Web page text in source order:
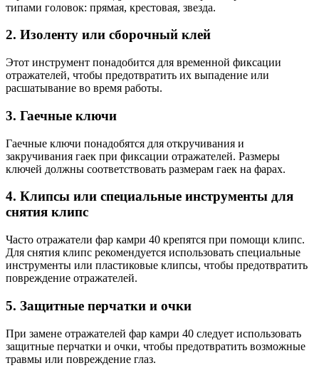
типами головок: прямая, крестовая, звезда.
2. Изоленту или сборочный клей
Этот инструмент понадобится для временной фиксации
отражателей, чтобы предотвратить их выпадение или
расшатывание во время работы.
3. Гаечные ключи
Гаечные ключи понадобятся для откручивания и
закручивания гаек при фиксации отражателей. Размеры
ключей должны соответствовать размерам гаек на фарах.
4. Клипсы или специальные инструменты для
снятия клипс
Часто отражатели фар камри 40 крепятся при помощи клипс.
Для снятия клипс рекомендуется использовать специальные
инструменты или пластиковые клипсы, чтобы предотвратить
повреждение отражателей.
5. Защитные перчатки и очки
При замене отражателей фар камри 40 следует использовать
защитные перчатки и очки, чтобы предотвратить возможные
травмы или повреждение глаз.